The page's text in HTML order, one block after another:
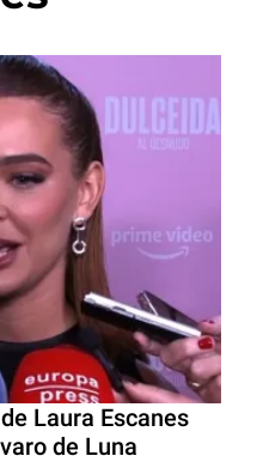
Laura Escanes
de Luna